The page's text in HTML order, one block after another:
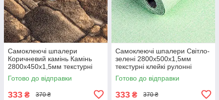
Самоклеючі шпалери
Коричневий камінь Камінь
2800х450х1,5мм текстурні
клейкі рулонні з малюнком
Готово до відправки
333 ₴ 370 ₴
Самоклеючі шпалери Світло-
зелені 2800х500х1,5мм
текстурні клейкі рулонні
однотонні для кухні для стін
Готово до відправки
333 ₴ 370 ₴